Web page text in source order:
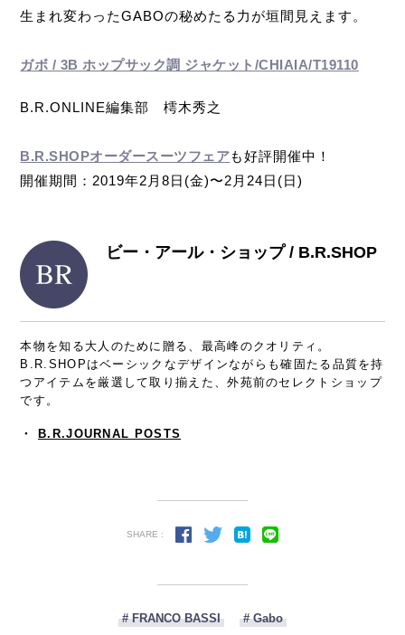
生まれ変わったGABOの秘めたる力が垣間見えます。
ガボ / 3B ホップサック調 ジャケット/CHIAIA/T19110
B.R.ONLINE編集部 樗木秀之
B.R.SHOPオーダースーツフェアも好評開催中！
開催期間：2019年2月8日(金)〜2月24日(日)
ビー・アール・ショップ / B.R.SHOP
本物を知る大人のために贈る、最高峰のクオリティ。
B.R.SHOPはベーシックなデザインながらも確固たる品質を持
つアイテムを厳選して取り揃えた、外苑前のセレクトショップ
です。
・ B.R.JOURNAL POSTS
SHARE :
# FRANCO BASSI # Gabo